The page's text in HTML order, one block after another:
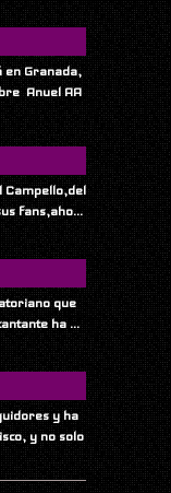
en Granada,
Anuel AA
fans,aho...
que
ha ...
y ha
y no solo